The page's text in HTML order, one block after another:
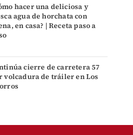
hacer una deliciosa y
agua de horchata con
en casa? | Receta paso a
cierre de carretera 57
volcadura de tráiler en Los